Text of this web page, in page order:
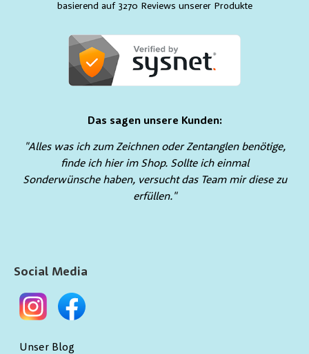
basierend auf 3270 Reviews unserer Produkte
Das sagen unsere Kunden:
"Alles was ich zum Zeichnen oder Zentanglen benötige,
finde ich hier im Shop. Sollte ich einmal
Sonderwünsche haben, versucht das Team mir diese zu
erfüllen."
Social Media
Unser Blog